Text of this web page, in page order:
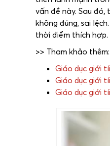
vấn đề này. Sau
không đúng, sai
thời điểm thích hợp.
>> Tham khảo thêm:
Giáo dục giới
Giáo dục giới
Giáo dục giới